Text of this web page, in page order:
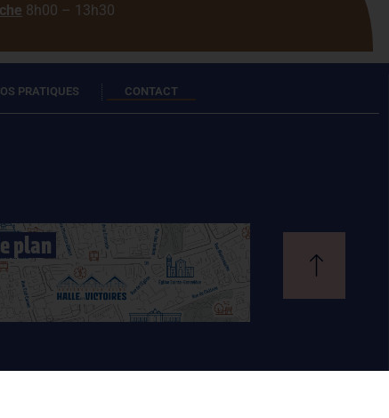
8h00 – 13h30
PRATIQUES CONTACT
plan